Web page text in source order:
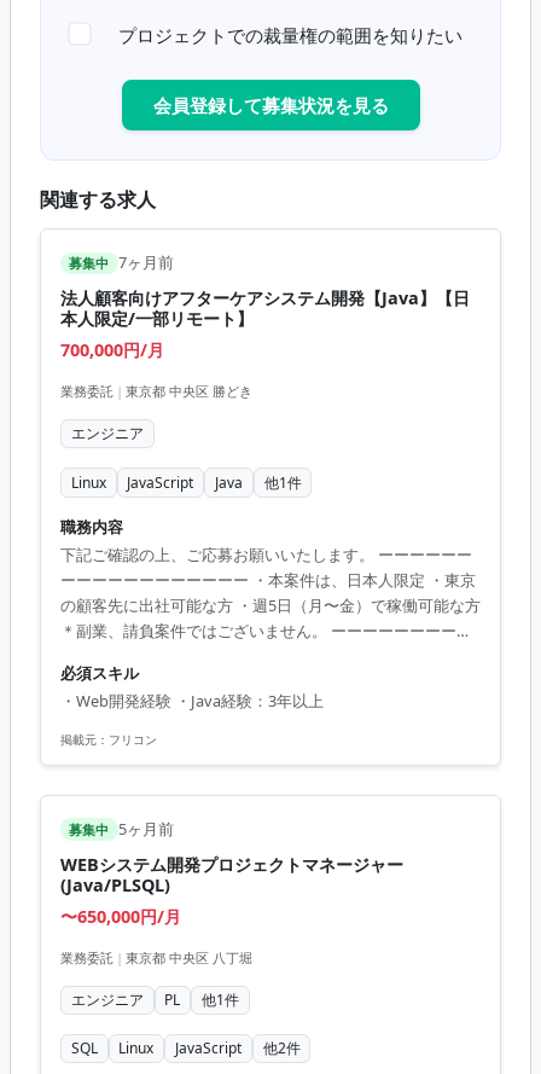
プロジェクトでの裁量権の範囲を知りたい
会員登録して募集状況を見る
関連する求人
募集中 7ヶ月前
法人顧客向けアフターケアシステム開発【Java】【日
本人限定/一部リモート】
700,000円/月
業務委託 | 東京都 中央区 勝どき
エンジニア
Linux JavaScript Java 他1件
職務内容
下記ご確認の上、ご応募お願いいたします。 ーーーーーー
ーーーーーーーーーーーー ・本案件は、日本人限定 ・東京
の顧客先に出社可能な方 ・週5日（月〜金）で稼働可能な方
＊副業、請負案件ではございません。 ーーーーーーーーー
の新規サービスおよび既存サービスの保守に従事していた
だきます。 ・フロント、サーバーサイドのエンジニアとし
て設計～試験、リリースまで担当 ・案件依頼担当者との打
必須スキル
・Web開発経験 ・Java経験：3年以上
掲載元： フリコン
募集中 5ヶ月前
WEBシステム開発プロジェクトマネージャー
(Java/PLSQL)
〜650,000円/月
業務委託 | 東京都 中央区 八丁堀
エンジニア PL 他1件
SQL Linux JavaScript 他2件